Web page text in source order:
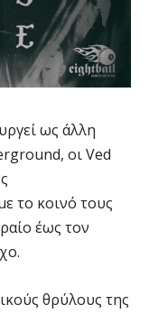
ως άλλη
οι Ved
το κοινό τους
έως τον
θρύλους της